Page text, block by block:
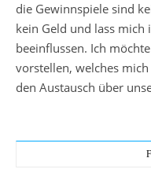
die Gewinnspiele sind
kein Geld und lass
beeinflussen. Ich
vorstellen, welches
den Austausch über